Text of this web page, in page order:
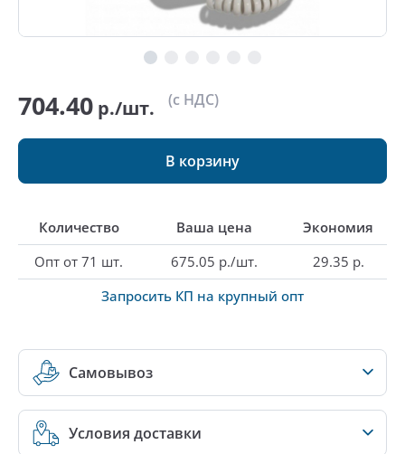
704.40 р./шт. (с НДС)
В корзину
Количество Ваша цена
Экономия
Опт от 71 шт.
675.05 р./шт.
29.35 р.
Запросить КП на крупный опт
Самовывоз
Условия доставки